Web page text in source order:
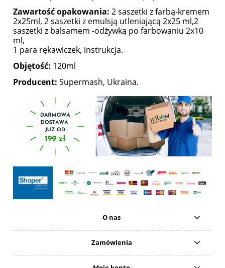
Zawartość opakowania: 2 saszetki z farbą-kremem
2x25ml, 2 saszetki z emulsją utleniającą 2x25 ml,2
saszetki z balsamem -odżywką po farbowaniu 2x10
ml,
1 para rękawiczek, instrukcja.
Objętość: 120ml
Producent: Supermash, Ukraina.
O nas
Zamówienia